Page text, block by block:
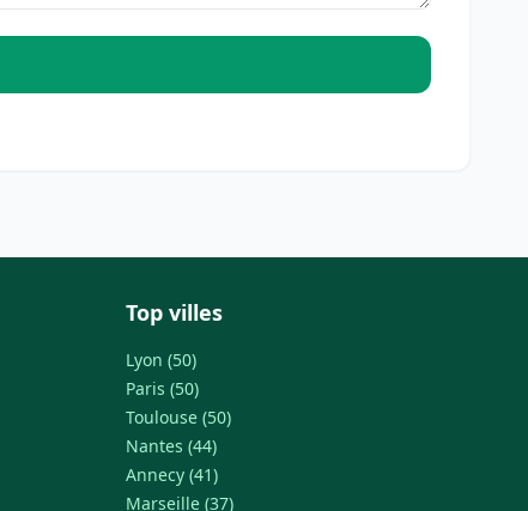
Top villes
Lyon (50)
Paris (50)
Toulouse (50)
Nantes (44)
Annecy (41)
Marseille (37)